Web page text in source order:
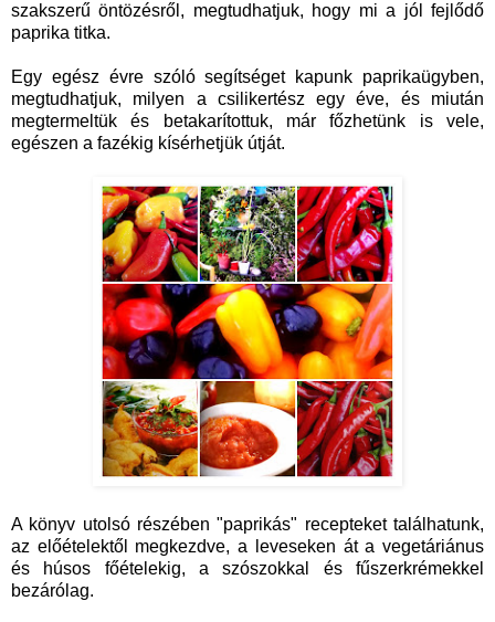
szakszerű öntözésről, megtudhatjuk, hogy mi a jól fejlődő
paprika titka.
Egy egész évre szóló segítséget kapunk paprikaügyben,
megtudhatjuk, milyen a csilikertész egy éve, és miután
megtermeltük és betakarítottuk, már főzhetünk is vele,
egészen a fazékig kísérhetjük útját.
A könyv utolsó részében "paprikás" recepteket találhatunk,
az előételektől megkezdve, a leveseken át a vegetáriánus
és húsos főételekig, a szószokkal és fűszerkrémekkel
bezárólag.